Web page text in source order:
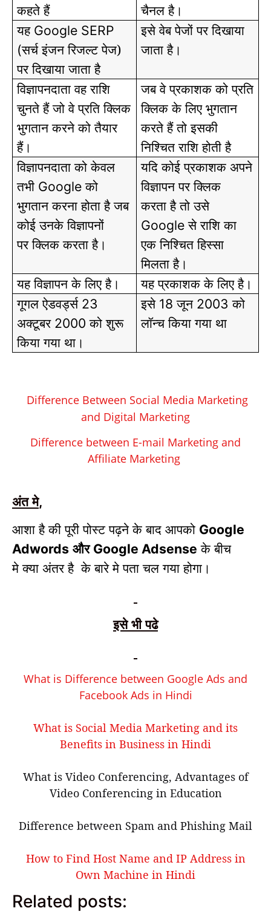
कहते हैं
चैनल है।
यह Google SERP
(सर्च इंजन रिजल्ट पेज)
पर दिखाया जाता है
इसे वेब पेजों पर दिखाया
जाता है।
विज्ञापनदाता वह राशि
चुनते हैं जो वे प्रति क्लिक
भुगतान करने को तैयार
हैं।
जब वे प्रकाशक को प्रति
क्लिक के लिए भुगतान
करते हैं तो इसकी
निश्चित राशि होती है
विज्ञापनदाता को केवल
तभी Google को
भुगतान करना होता है जब
कोई उनके विज्ञापनों
पर क्लिक करता है।
यदि कोई प्रकाशक अपने
विज्ञापन पर क्लिक
करता है तो उसे
Google से राशि का
एक निश्चित हिस्सा
मिलता है।
यह विज्ञापन के लिए है।
यह प्रकाशक के लिए है।
गूगल ऐडवर्ड्स 23
अक्टूबर 2000को शुरू
किया गया था।
इसे 18जून 2003को
लॉन्च किया गया था
Difference Between Social Media Marketing
and Digital Marketing
Difference between E-mail Marketing and
Affiliate Marketing
अंत मे,
आशा है की पूरी पोस्ट पढ़ने के बाद आपको Google
Adwords औरGoogle Adsense के बीच
मे क्या अंतर है के बारे मे पता चल गया होगा।
इसे भी पढे
What is Difference between Google Ads and
Facebook Ads in Hindi
What is Social Media Marketing and its
Benefits in Business in Hindi
What is Video Conferencing, Advantages of
Video Conferencing in Education
Difference between Spam and Phishing Mail
How to Find Host Name and IP Address in
Own Machine in Hindi
Related posts: